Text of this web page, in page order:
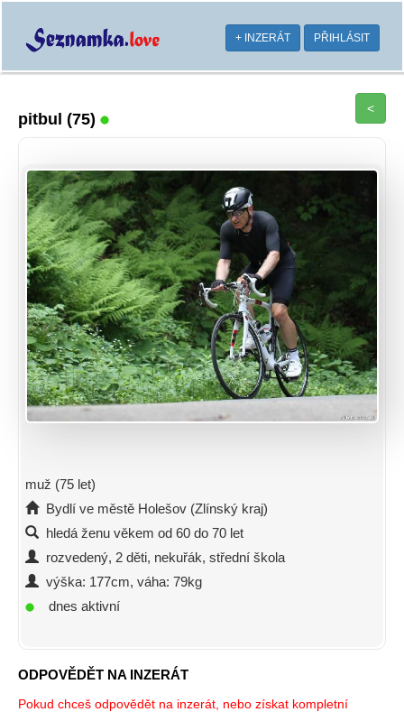
+ INZERÁT PŘIHLÁSIT
pitbul (75)
<
muž (75 let)
Bydlí ve městě Holešov (Zlínský kraj)
hledá ženu věkem od 60 do 70 let
rozvedený, 2 děti, nekuřák, střední škola
výška: 177cm, váha: 79kg
dnes aktivní
ODPOVĚDĚT NA INZERÁT
Pokud chceš odpovědět na inzerát, nebo získat kompletní